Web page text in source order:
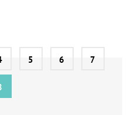
5 6 7